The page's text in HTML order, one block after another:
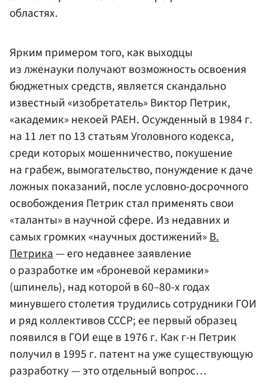
областях.
Ярким примером того, как выходцы
из лженауки получают возможность освоения
бюджетных средств, является скандально
известный «изобретатель» Виктор Петрик,
«академик» некоей РАЕН. Осужденный в 1984 г.
на 11 лет по 13 статьям Уголовного кодекса,
среди которых мошенничество, покушение
на грабеж, вымогательство, понуждение к даче
ложных показаний, после условно-досрочного
освобождения Петрик стал применять свои
«таланты» в научной сфере. Из недавних и
самых громких «научных достижений»В.
Петрика— его недавнее заявление
о разработке им «броневой керамики»
(шпинель), над которой в 60–80-х годах
минувшего столетия трудились сотрудники ГОИ
и ряд коллективов СССР; ее первый образец
появился в ГОИ еще в 1976 г. Как г-н Петрик
получил в 1995 г. патент на уже существующую
разработку — это отдельный вопрос…